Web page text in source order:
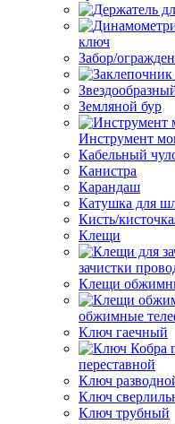
ключ
Забор/
Земляной бур
Инструмент
Кабельный
Канистра
Карандаш
Катушка для
Кисть/
Клещи
зачистки
Клещи
обжимные
Ключ гаечный
переставной
Ключ
Ключ
Ключ трубный